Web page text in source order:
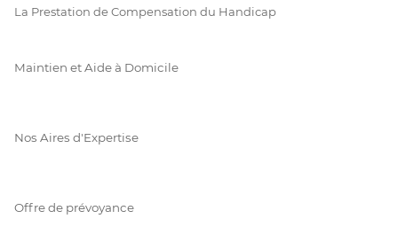
La Prestation de Compensation du Handicap
Maintien et Aide à Domicile
Nos Aires d'Expertise
Offre de prévoyance